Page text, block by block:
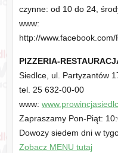
czynne: od 10 do 24,
www:
http://
PIZZERIA-
Siedlce, ul. Partyzantów
tel. 25 632-00-00
www:
Zapraszamy Pon-Piąt:
Dowozy siedem dni w
Zobacz MENU tutaj